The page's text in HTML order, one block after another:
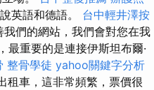
英語和德語。 台中輕井澤按
們的網站，我們會對您在我
重要的是連接伊斯坦布爾·
整骨學徒 yahoo關鍵字分析
租車，這非常頻繁，票價很